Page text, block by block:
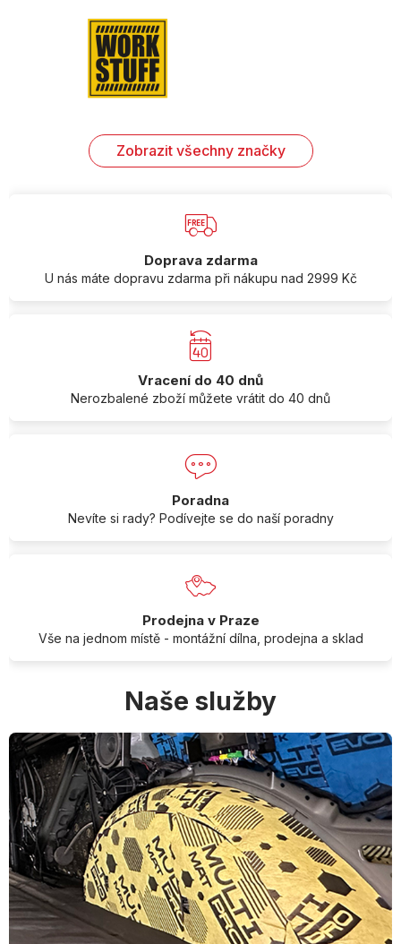
Zobrazit všechny značky
Doprava zdarma
U nás máte dopravu zdarma při nákupu nad 2999 Kč
Vracení do 40 dnů
Nerozbalené zboží můžete vrátit do 40 dnů
Poradna
Nevíte si rady? Podívejte se do naší poradny
Prodejna v Praze
Vše na jednom místě - montážní dílna, prodejna a sklad
Naše služby